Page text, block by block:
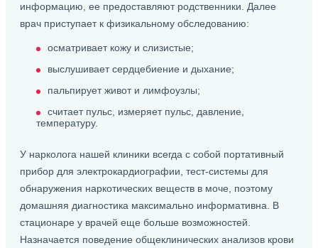
информацию, ее предоставляют родственники. Далее
врач приступает к физикальному обследованию:
осматривает кожу и слизистые;
выслушивает сердцебиение и дыхание;
пальпирует живот и лимфоузлы;
считает пульс, измеряет пульс, давление,
температуру.
У нарколога нашей клиники всегда с собой портативный
прибор для электрокардиографии, тест-системы для
обнаружения наркотических веществ в моче, поэтому
домашняя диагностика максимально информативна. В
стационаре у врачей еще больше возможностей.
Назначается поведение общеклинических анализов крови